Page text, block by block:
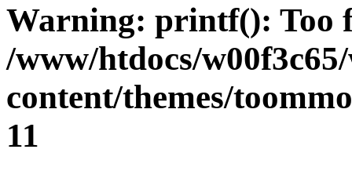
Warning: printf(): Too
/www/htdocs/
content/themes/
11